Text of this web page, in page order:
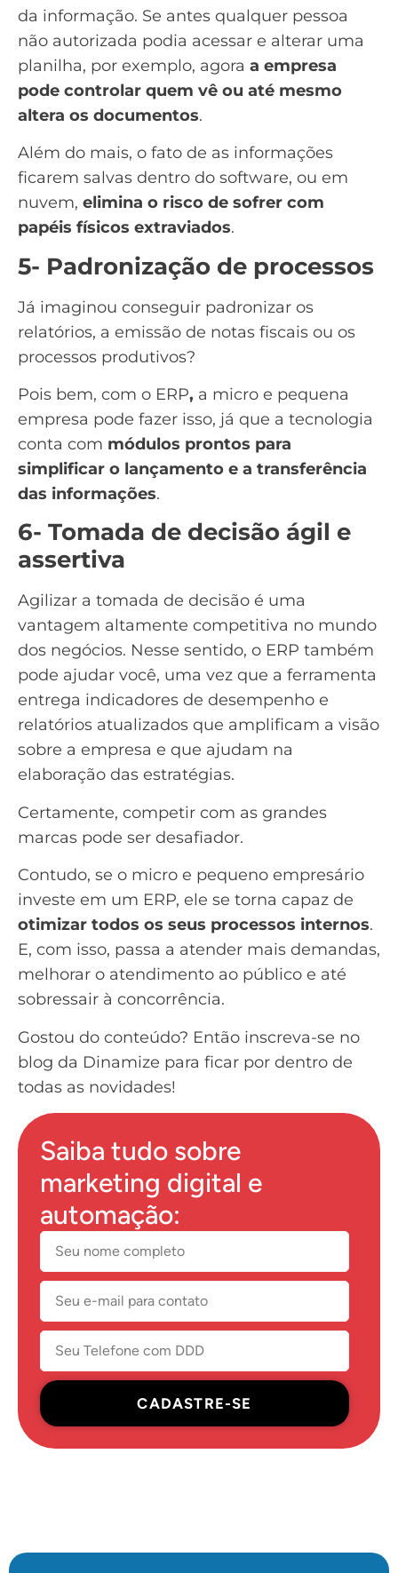
da informação. Se antes qualquer pessoa
não autorizada podia acessar e alterar uma
planilha, por exemplo, agora a empresa
pode controlar quem vê ou até mesmo
altera os documentos.
Além do mais, o fato de as informações
ficarem salvas dentro do software, ou em
nuvem, elimina o risco de sofrer com
papéis físicos extraviados.
5- Padronização de processos
Já imaginou conseguir padronizar os
relatórios, a emissão de notas fiscais ou os
processos produtivos?
Pois bem, com o ERP, a micro e pequena
empresa pode fazer isso, já que a tecnologia
conta com módulos prontos para
simplificar o lançamento e a transferência
das informações.
6- Tomada de decisão ágil e
assertiva
Agilizar a tomada de decisão é uma
vantagem altamente competitiva no mundo
dos negócios. Nesse sentido, o ERP também
pode ajudar você, uma vez que a ferramenta
entrega indicadores de desempenho e
relatórios atualizados que amplificam a visão
sobre a empresa e que ajudam na
elaboração das estratégias.
Certamente, competir com as grandes
marcas pode ser desafiador.
Contudo, se o micro e pequeno empresário
investe em um ERP, ele se torna capaz de
otimizar todos os seus processos internos.
E, com isso, passa a atender mais demandas,
melhorar o atendimento ao público e até
sobressair à concorrência.
Gostou do conteúdo? Então inscreva-se no
blog da Dinamize para ficar por dentro de
todas as novidades!
Saiba tudo sobre
marketing digital e
automação:
CADASTRE-SE